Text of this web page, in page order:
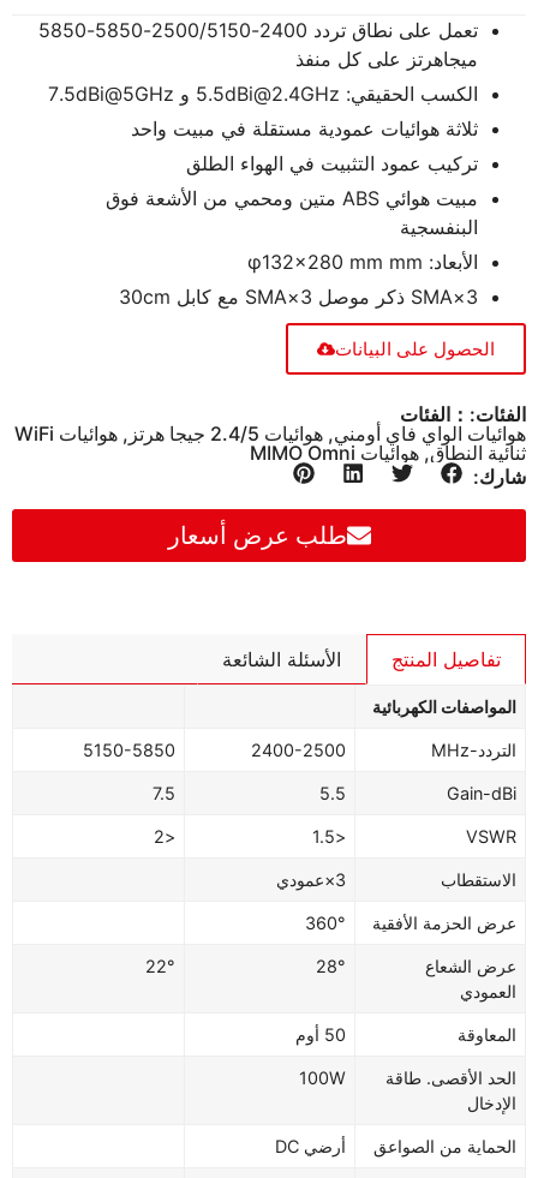
تعمل على نطاق تردد 2400-2500/5150-5850-5850
ميجاهرتز على كل منفذ
الكسب الحقيقي: 5.5dBi@2.4GHz و 7.5dBi@5GHz
ثلاثة هوائيات عمودية مستقلة في مبيت واحد
تركيب عمود التثبيت في الهواء الطلق
مبيت هوائي ABS متين ومحمي من الأشعة فوق
البنفسجية
الأبعاد: φ132×280 mm mm
3×SMA ذكر موصل 3×SMA مع كابل 30cm
الحصول على البيانات
الفئات:：الفئات
هوائيات الواي فاي أومني, هوائيات 2.4/5 جيجا هرتز ,
هوائيات WiFi
ثنائية النطاق, هوائيات MIMO Omni
شارك:
طلب عرض أسعار
تفاصيل المنتج الأسئلة الشائعة
المواصفات الكهربائية
التردد-MHz 2400-2500
5150-5850
Gain-dBi
5.5
7.5
VSWR
<1.5
<2
الاستقطاب 3×عمودي
عرض الحزمة الأفقية 360°
عرض الشعاع
العمودي
28°
22°
المعاوقة 50 أوم
الحد الأقصى. طاقة
الإدخال
100W
الحماية من الصواعق أرضي DC